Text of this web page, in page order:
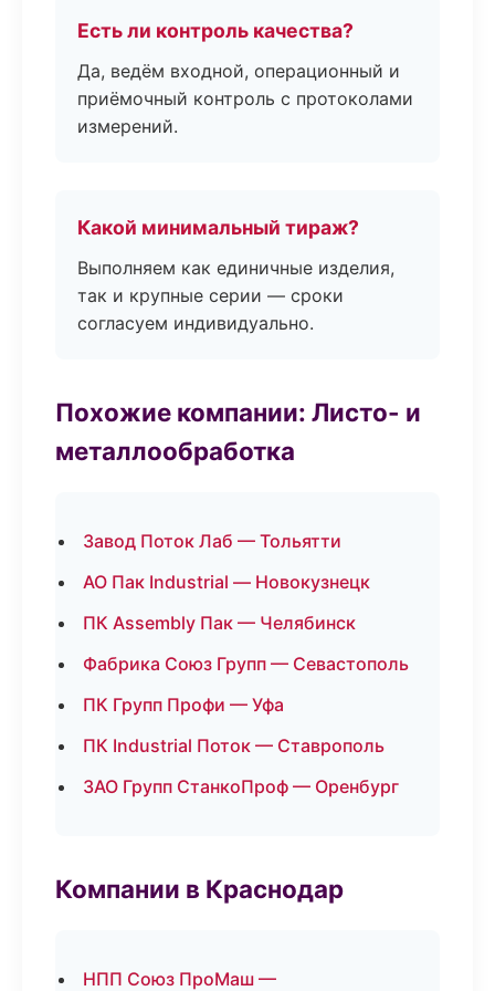
Есть ли контроль качества?
Да, ведём входной, операционный и
приёмочный контроль с протоколами
измерений.
Какой минимальный тираж?
Выполняем как единичные изделия,
так и крупные серии — сроки
согласуем индивидуально.
Похожие компании: Листо- и
металлообработка
Завод Поток Лаб — Тольятти
АО Пак Industrial — Новокузнецк
ПК Assembly Пак — Челябинск
Фабрика Союз Групп — Севастополь
ПК Групп Профи — Уфа
ПК Industrial Поток — Ставрополь
ЗАО Групп СтанкоПроф — Оренбург
Компании в Краснодар
НПП Союз ПроМаш —